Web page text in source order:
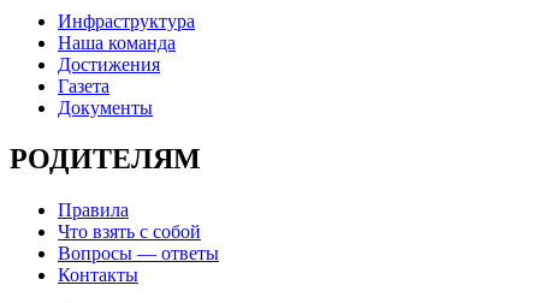
Инфраструктура
Наша команда
Достижения
Газета
Документы
РОДИТЕЛЯМ
Правила
Что взять с собой
Вопросы — ответы
Контакты